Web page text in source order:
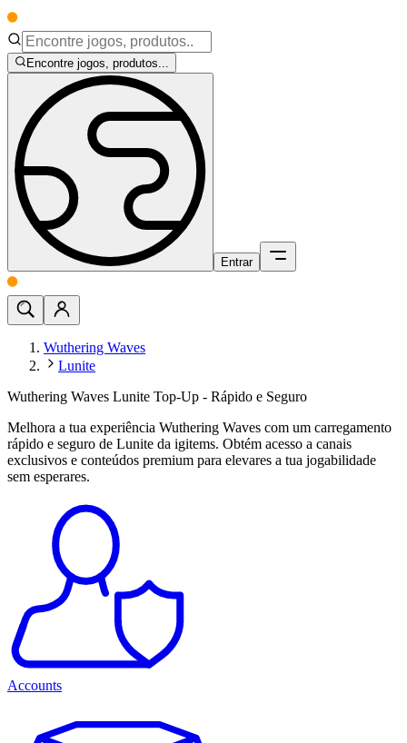
Encontre jogos, produtos...
Entrar
Wuthering Waves
Lunite
Wuthering Waves Lunite Top-Up - Rápido e Seguro
Melhora a tua experiência Wuthering Waves com um carregamento
rápido e seguro de Lunite da igitems. Obtém acesso a canais
exclusivos e conteúdos premium para elevares a tua jogabilidade
sem esperares.
Accounts